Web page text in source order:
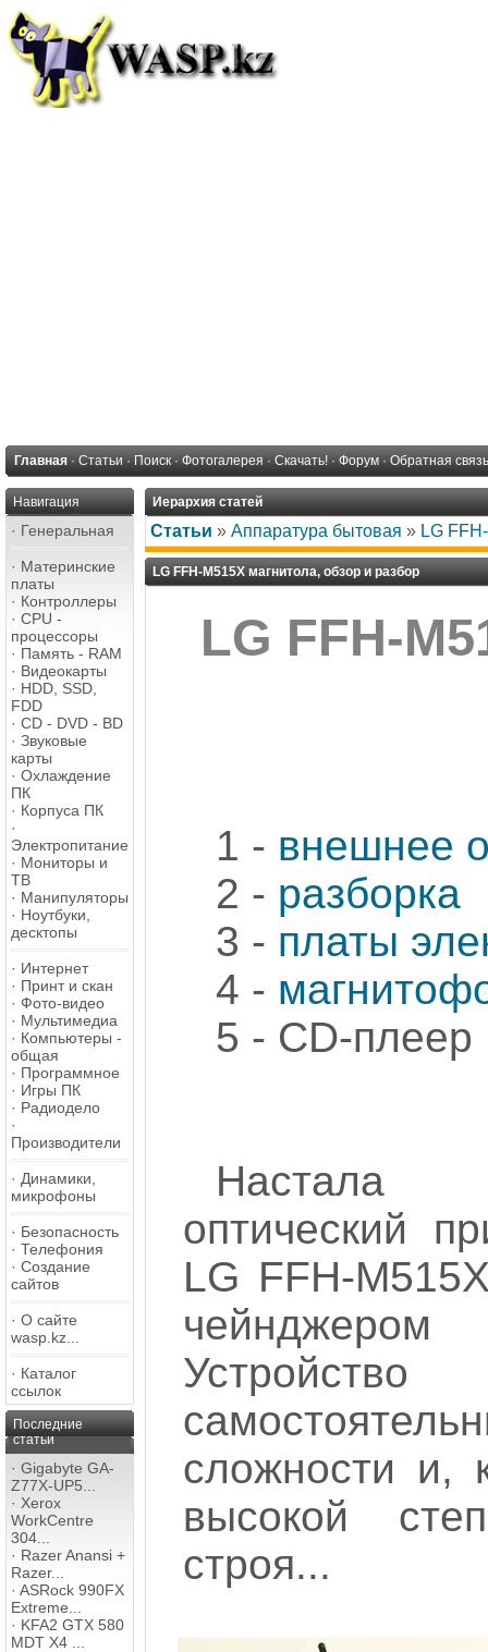
Главная · Статьи · Поиск · Фотогалерея · Скачать! · Форум · Обратная связь
Навигация
· Генеральная
· Материнские
платы
· Контроллеры
· CPU -
процессоры
· Память - RAM
· Видеокарты
· HDD, SSD,
FDD
· CD - DVD - BD
· Звуковые
карты
· Охлаждение
ПК
· Корпуса ПК
·
Электропитание
· Мониторы и
ТВ
· Манипуляторы
· Ноутбуки,
десктопы
· Интернет
· Принт и скан
· Фото-видео
· Мультимедиа
· Компьютеры -
общая
· Программное
· Игры ПК
· Радиодело
·
Производители
· Динамики,
микрофоны
· Безопасность
· Телефония
· Создание
сайтов
· О сайте
wasp.kz...
· Каталог
ссылок
Последние
статьи
· Gigabyte GA-
Z77X-UP5...
· Xerox
WorkCentre
304...
· Razer Anansi +
Razer...
· ASRock 990FX
Extreme...
· KFA2 GTX 580
MDT X4 ...
Иерархия статей
Статьи » Аппаратура бытовая » LG
LG FFH-M515X магнитола, обзор и разбор
LG FFH-
1 - внешнее
2 - разборка
3 - платы
4 -
5 - CD-плеер
Настала
оптический
LG FFH-
сложности и,
высокой
строя...